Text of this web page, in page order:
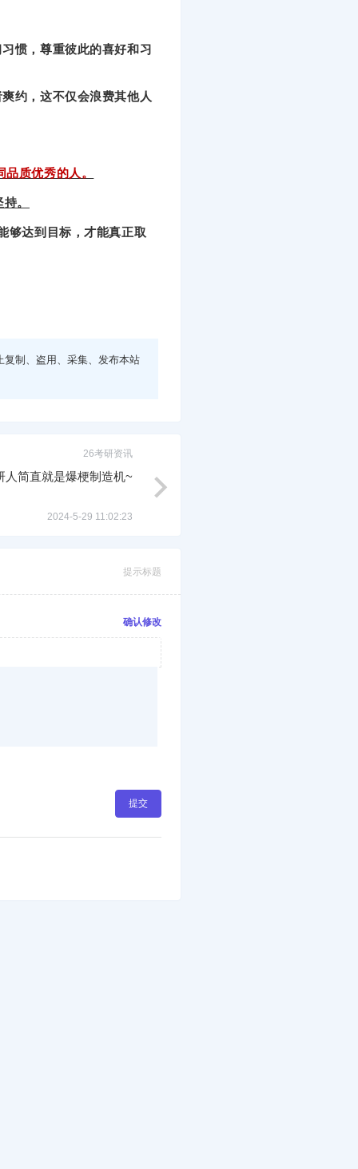
惯，尊重彼此的喜好和习
约，这不仅会浪费其他人
质优秀的人。
。
够达到目标，才能真正取
制、盗用、采集、发布本站
26考研资讯
人简直就是爆梗制造机~
2024-5-29 11:02:23
提示标题
确认修改
提交